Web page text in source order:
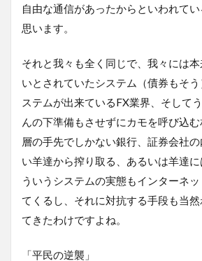
自由な通信があったからといわれて
思います。
それと我々も全く同じで、我々には
いとされていたシステム（債券もそ
ステムが出来ているFX業界、そして
んの下準備もさせずにカモを呼び込
層の手先でしかない銀行、証券会社
い羊達から搾り取る、あるいは羊達
ういうシステムの実態もインターネッ
てくるし、それに対抗する手段も当
てきたわけですよね。
「平民の逆襲」